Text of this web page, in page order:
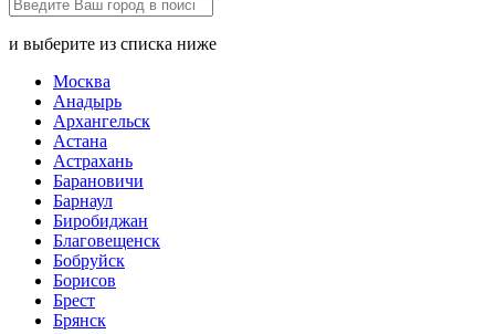
и выберите из списка ниже
Москва
Анадырь
Архангельск
Астана
Астрахань
Барановичи
Барнаул
Биробиджан
Благовещенск
Бобруйск
Борисов
Брест
Брянск